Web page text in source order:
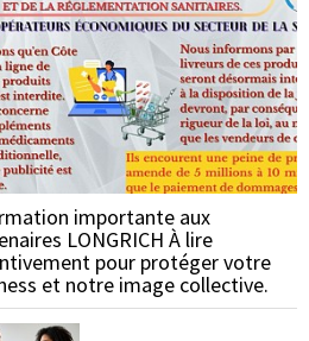
importante aux
LONGRICH À lire
pour protéger votre
et notre image collective.